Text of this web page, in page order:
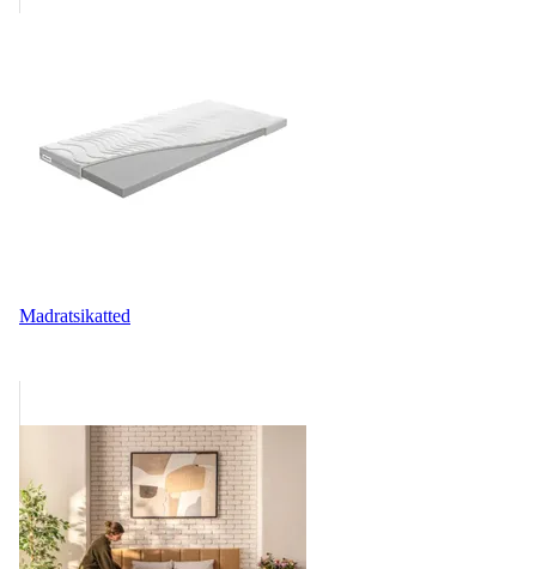
Madratsikatted